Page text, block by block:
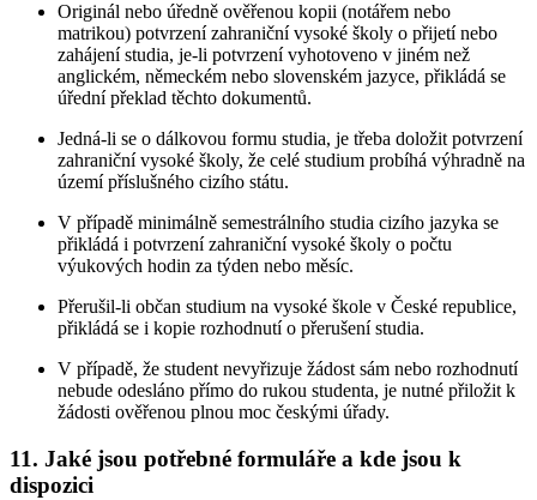
Originál nebo úředně ověřenou kopii (notářem nebo
matrikou) potvrzení zahraniční vysoké školy o přijetí nebo
zahájení studia, je-li potvrzení vyhotoveno v jiném než
anglickém, německém nebo slovenském jazyce, přikládá se
úřední překlad těchto dokumentů.
Jedná-li se o dálkovou formu studia, je třeba doložit potvrzení
zahraniční vysoké školy, že celé studium probíhá výhradně na
území příslušného cizího státu.
V případě minimálně semestrálního studia cizího jazyka se
přikládá i potvrzení zahraniční vysoké školy o počtu
výukových hodin za týden nebo měsíc.
Přerušil-li občan studium na vysoké škole v České republice,
přikládá se i kopie rozhodnutí o přerušení studia.
V případě, že student nevyřizuje žádost sám nebo rozhodnutí
nebude odesláno přímo do rukou studenta, je nutné přiložit k
žádosti ověřenou plnou moc českými úřady.
11. Jaké jsou potřebné formuláře a kde jsou k
dispozici